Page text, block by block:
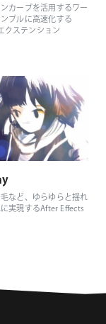
カーブを活用するワー
プルに高速化する
クステンション
など、ゆらゆらと揺れ
実現するAfter Effects